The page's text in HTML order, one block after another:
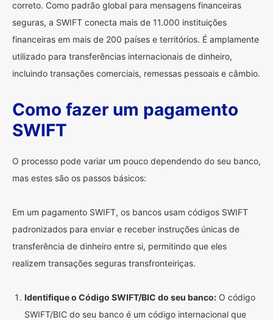
correto. Como padrão global para mensagens financeiras
seguras, a SWIFT conecta mais de 11.000 instituições
financeiras em mais de 200 países e territórios. É amplamente
utilizado para transferências internacionais de dinheiro,
incluindo transações comerciais, remessas pessoais e câmbio.
Como fazer um pagamento
SWIFT
O processo pode variar um pouco dependendo do seu banco,
mas estes são os passos básicos:
Em um pagamento SWIFT, os bancos usam códigos SWIFT
padronizados para enviar e receber instruções únicas de
transferência de dinheiro entre si, permitindo que eles
realizem transações seguras transfronteiriças.
Identifique o Código SWIFT/BIC do seu banco: O código
SWIFT/BIC do seu banco é um código internacional que